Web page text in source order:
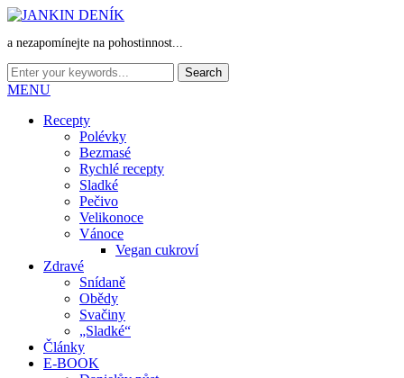
a nezapomínejte na pohostinnost...
MENU
Recepty
Polévky
Bezmasé
Rychlé recepty
Sladké
Pečivo
Velikonoce
Vánoce
Vegan cukroví
Zdravé
Snídaně
Obědy
Svačiny
„Sladké“
Články
E-BOOK